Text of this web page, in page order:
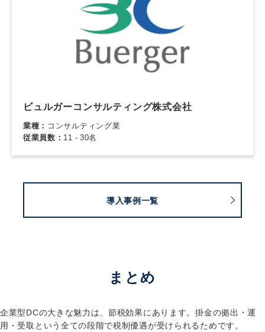
ビュルガーコンサルティング株式会社
業種： コンサルティング業
従業員数： 11 - 30名
導入事例一覧
まとめ
企業型DCの大きな魅力は、節税効果にあります。掛金の拠出・運
用・受取という全ての段階で税制優遇が受けられるためです。